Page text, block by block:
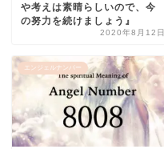
や考えは素晴らしいので、今
の努力を続けましょう』
2020年8月12日
エンジェルナンバー